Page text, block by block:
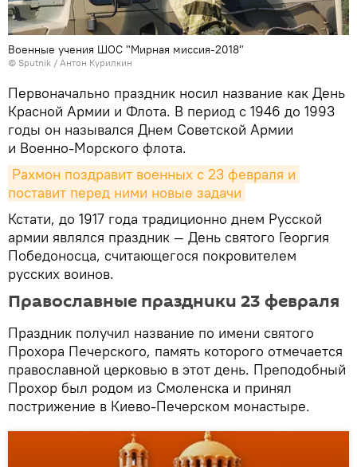
Военные учения ШОС "Мирная миссия-2018"
© Sputnik / Антон Курилкин
Первоначально праздник носил название как День
Красной Армии и Флота. В период с 1946 до 1993
годы он назывался Днем Советской Армии
и Военно-Морского флота.
Рахмон поздравит военных с 23 февраля и
поставит перед ними новые задачи
Кстати, до 1917 года традиционно днем Русской
армии являлся праздник — День святого Георгия
Победоносца, считающегося покровителем
русских воинов.
Православные праздники 23 февраля
Праздник получил название по имени святого
Прохора Печерского, память которого отмечается
православной церковью в этот день. Преподобный
Прохор был родом из Смоленска и принял
пострижение в Киево-Печерском монастыре.